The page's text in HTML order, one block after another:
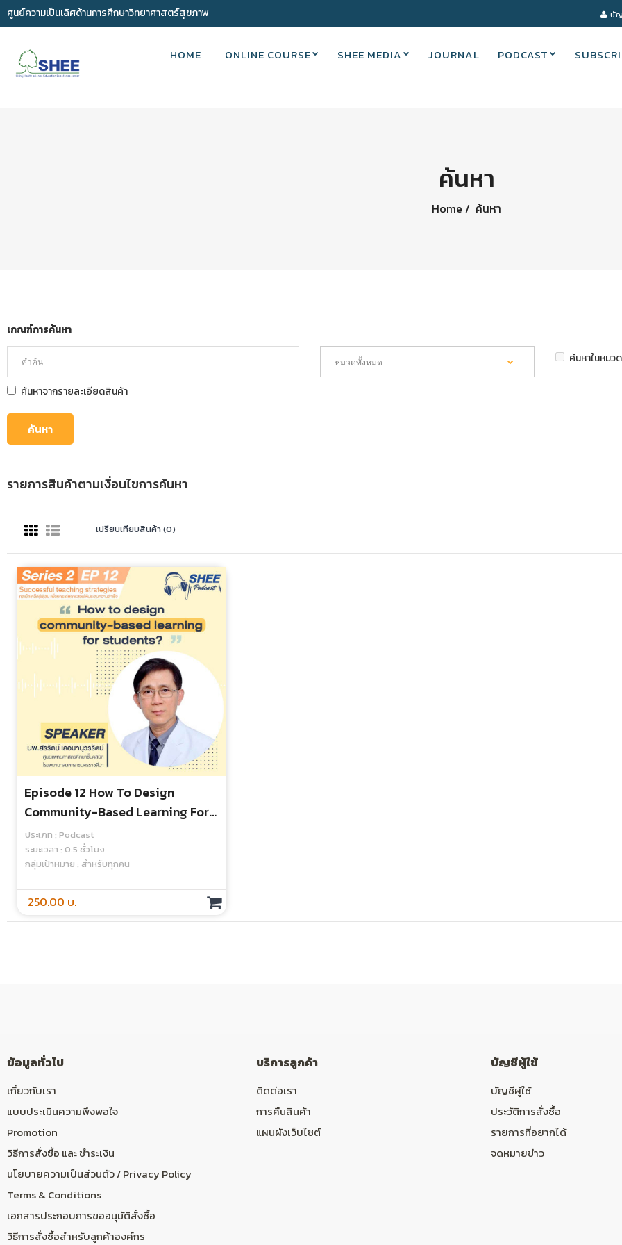
ศูนย์ความเป็นเลิศด้านการศึกษาวิทยาศาสตร์สุขภาพ บั
HOME ONLINE COURSE SHEE MEDIA JOURNAL PODCAST
ค้นหา
Home ค้นหา
เกณฑ์การค้นหา
ค้นหาในหมว
ค้นหาจากรายละเอียดสินค้า
รายการสินค้าตามเงื่อนไขการค้นหา
เปรียบเทียบสินค้า (0)
Episode 12 How To Design
Community-Based Learning For
Students?
ประเภท : Podcast
ระยะเวลา : 0.5 ชั่วโมง
กลุ่มเป้าหมาย : สำหรับทุกคน
250.00 บ.
ข้อมูลทั่วไป
เกี่ยวกับเรา
แบบประเมินความพึงพอใจ
Promotion
วิธีการสั่งซื้อ และ ชำระเงิน
นโยบายความเป็นส่วนตัว / Privacy Policy
Terms & Conditions
เอกสารประกอบการขออนุมัติสั่งซื้อ
วิธีการสั่งซื้อสำหรับลูกค้าองค์กร
บริการลูกค้า
ติดต่อเรา
การคืนสินค้า
แผนผังเว็บไซต์
บัญชีผู้ใช้
บัญชีผู้ใช้
ประวัติการสั่งซื้อ
รายการที่อยากได้
จดหมายข่าว